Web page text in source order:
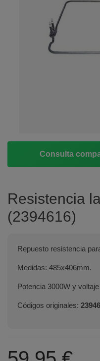
Consulta
Resistencia
(2394616)
Repuesto resistencia
Medidas: 485x406mm.
Potencia 3000W y voltaje
Códigos originales: